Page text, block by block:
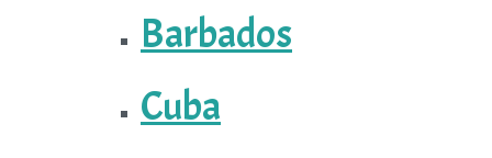
Barbados
Cuba